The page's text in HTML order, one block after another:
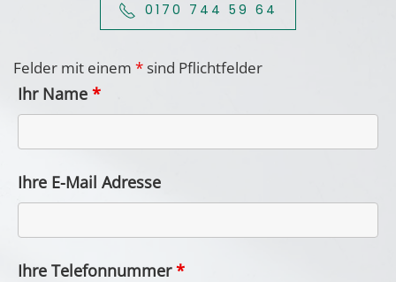
0170 744 59 64
Felder mit einem * sind Pflichtfelder
Ihr Name *
Ihre E-Mail Adresse
Ihre Telefonnummer*